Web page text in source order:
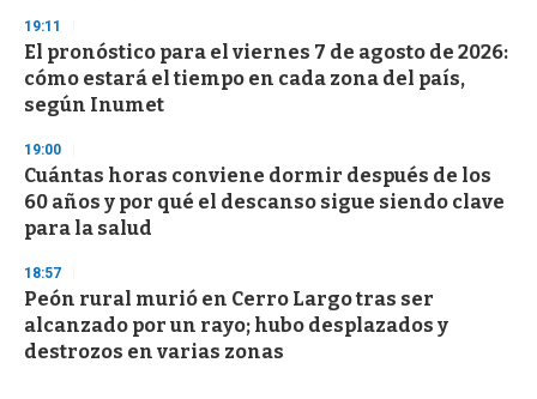
19:11
El pronóstico para el viernes 7 de agosto de 2026:
cómo estará el tiempo en cada zona del país,
según Inumet
19:00
Cuántas horas conviene dormir después de los
60 años y por qué el descanso sigue siendo clave
para la salud
18:57
Peón rural murió en Cerro Largo tras ser
alcanzado por un rayo; hubo desplazados y
destrozos en varias zonas